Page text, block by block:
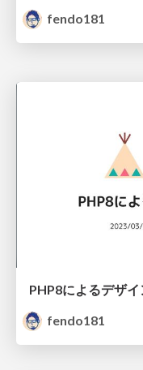
fendo181
fendo181